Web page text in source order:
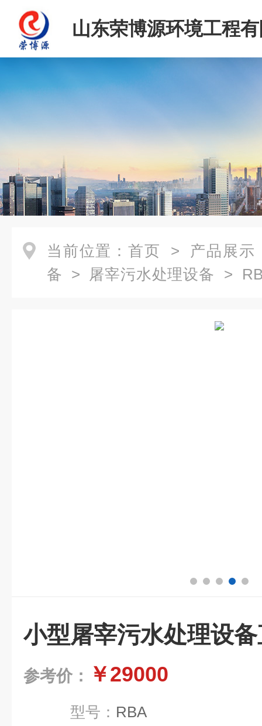
山东荣博源环境工程
当前位置： 首页 > 产品展示
备 > 屠宰污水处理设备 >
小型屠宰污水处理设
参考价： ￥29000
型号： RBA